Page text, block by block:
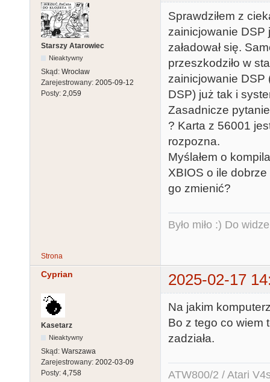
Starszy Atarowiec
Nieaktywny
Skąd: Wrocław
Zarejestrowany: 2005-09-12
Posty: 2,059
Sprawdziłem z
zainicjowanie DSP
załadował się.
przeszkodziło w
zainicjowanie
DSP) już tak i
Zasadnicze
? Karta z 56001
rozpozna.
Myślałem o
XBIOS o ile
go zmienić?
Było miło :) Do
Strona
Cyprian 2025-02-17
Kasetarz
Nieaktywny
Skąd: Warszawa
Zarejestrowany: 2002-03-09
Posty: 4,758
Na jakim
Bo z tego co wiem
zadziała.
ATW800/2 / Atari